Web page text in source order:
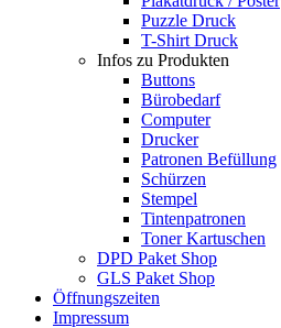
Puzzle Druck
T-Shirt Druck
Infos zu Produkten
Buttons
Bürobedarf
Computer
Drucker
Patronen Befüllung
Schürzen
Stempel
Tintenpatronen
Toner Kartuschen
DPD Paket Shop
GLS Paket Shop
Öffnungszeiten
Impressum